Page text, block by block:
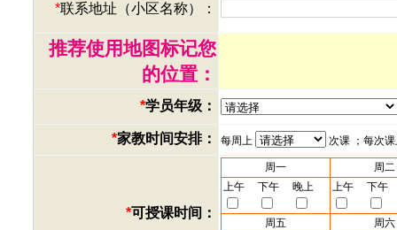
*联系地址（小区名称）：
推荐使用地图标记您
的位置：
*学员年级：
*家教时间安排： 每周上 次课 ；每次
*可授课时间：
周一
周二
上午
下午 晚上 上午 下午
周五
周六